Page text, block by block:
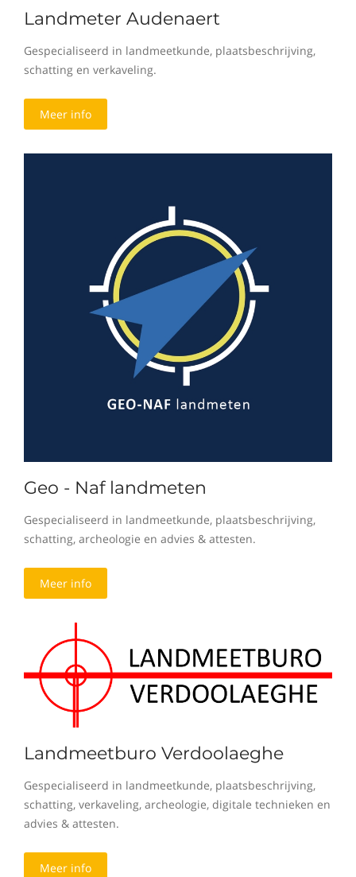
Landmeter Audenaert
Gespecialiseerd in landmeetkunde, plaatsbeschrijving,
schatting en verkaveling.
Meer info
Geo - Naf landmeten
Gespecialiseerd in landmeetkunde, plaatsbeschrijving,
schatting, archeologie en advies & attesten.
Meer info
Landmeetburo Verdoolaeghe
Gespecialiseerd in landmeetkunde, plaatsbeschrijving,
schatting, verkaveling, archeologie, digitale technieken en
advies & attesten.
Meer info